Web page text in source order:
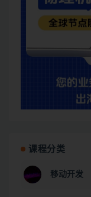
课程分类
移动开发